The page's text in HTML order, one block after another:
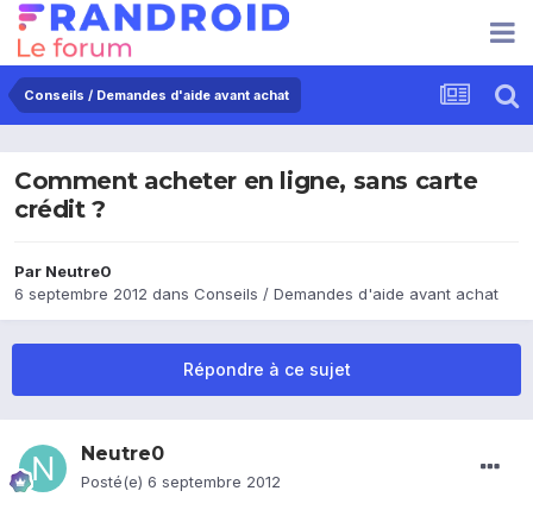
Conseils / Demandes d'aide avant achat
Comment acheter en ligne, sans carte
crédit ?
Par Neutre0
6 septembre 2012 dans Conseils / Demandes d'aide avant achat
Répondre à ce sujet
Neutre0
Posté(e) 6 septembre 2012